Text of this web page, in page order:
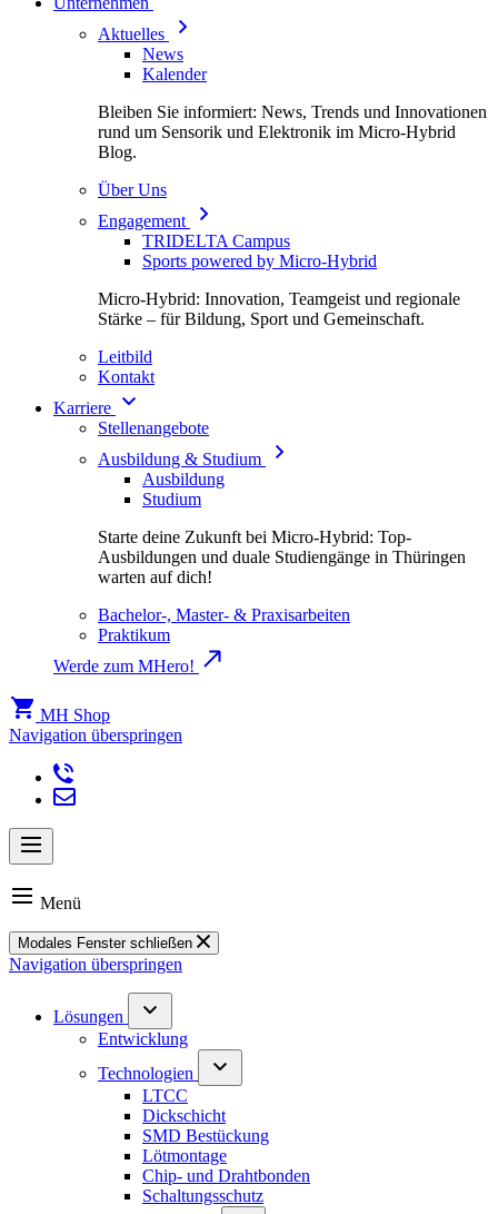
Aktuelles
News
Kalender
Bleiben Sie informiert: News, Trends und Innovationen
rund um Sensorik und Elektronik im Micro-Hybrid
Blog.
Über Uns
Engagement
TRIDELTA Campus
Sports powered by Micro-Hybrid
Micro-Hybrid: Innovation, Teamgeist und regionale
Stärke – für Bildung, Sport und Gemeinschaft.
Leitbild
Kontakt
Karriere
Stellenangebote
Ausbildung & Studium
Ausbildung
Studium
Starte deine Zukunft bei Micro-Hybrid: Top-
Ausbildungen und duale Studiengänge in Thüringen
warten auf dich!
Bachelor-, Master- & Praxisarbeiten
Praktikum
Werde zum MHero!
MH Shop
Navigation überspringen
Menü
Modales Fenster schließen
Navigation überspringen
Lösungen
Entwicklung
Technologien
LTCC
Dickschicht
SMD Bestückung
Lötmontage
Chip- und Drahtbonden
Schaltungsschutz